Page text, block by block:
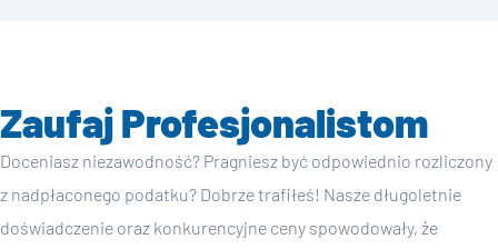
Zaufaj Profesjonalistom
Doceniasz niezawodność? Pragniesz być odpowiednio rozliczony
z nadpłaconego podatku? Dobrze trafiłeś! Nasze długoletnie
doświadczenie oraz konkurencyjne ceny spowodowały, że